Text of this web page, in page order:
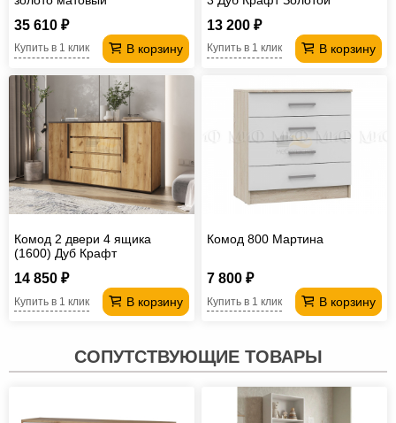
35 610 ₽
В корзину
Купить в 1 клик
13 200 ₽
В корзину
Купить в 1 клик
Комод 2 двери 4 ящика
(1600) Дуб Крафт
14 850 ₽
В корзину
Купить в 1 клик
Комод 800 Мартина
7 800 ₽
В корзину
Купить в 1 клик
СОПУТСТВУЮЩИЕ ТОВАРЫ